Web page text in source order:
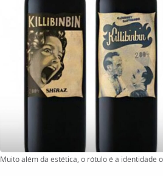
Muito além da estética, o rótulo é a identidade